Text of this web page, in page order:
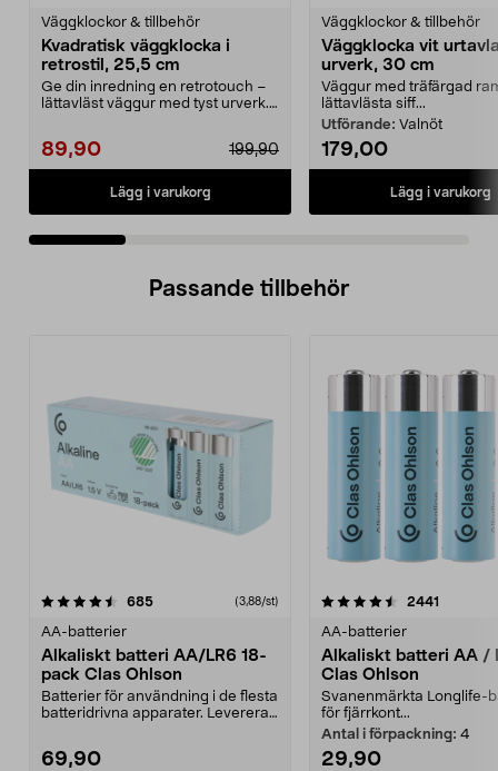
Väggklockor & tillbehör
Kvadratisk väggklocka i
retrostil, 25,5 cm
Ge din inredning en retrotouch –
lättavläst väggur med tyst urverk.
89,90 199,90
Lägg i varukorg
Väggklockor & tillbehör
Väggklocka vit
urverk, 30 cm
Väggur med träfärgad
lättavlästa siff...
Utförande: Valnöt
179,00
Lägg i varukorg
Passande tillbehör
685recensioner (3,88/st)
AA-batterier
Alkaliskt batteri AA/LR6 18-
pack Clas Ohlson
Batterier för användning i de flesta
batteridrivna apparater. Levereras
69,90
4.5av 5 stjärnor 2441
AA-batterier
Alkaliskt batteri AA /
Clas Ohlson
Svanenmärkta Longlife-
för fjärrkont...
Antal i förpackning: 4
29,90
4.5av 5 stjärnor